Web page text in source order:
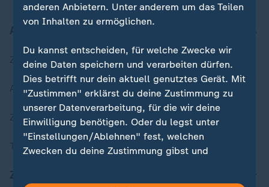
Zuletzt veröffentlicht
Aktuelle Sendungs-Videos
ZDFheute Stories
Themen im Überblick
anderen Anbietern. Unter anderem um das Teilen
von Inhalten zu ermöglichen.
Du kannst entscheiden, für welche Zwecke wir
deine Daten speichern und verarbeiten dürfen.
Dies betrifft nur dein aktuell genutztes Gerät. Mit
"Zustimmen" erklärst du deine Zustimmung zu
unserer Datenverarbeitung, für die wir deine
Einwilligung benötigen. Oder du legst unter
"Einstellungen/Ablehnen" fest, welchen
Zwecken du deine Zustimmung gibst und